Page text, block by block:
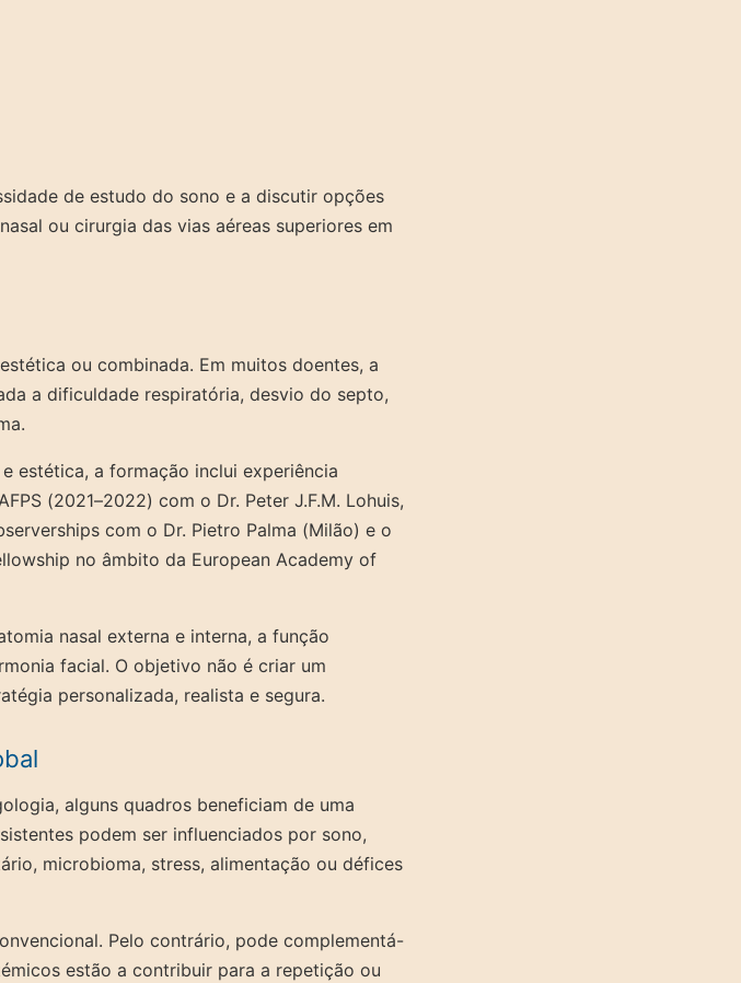
de estudo do sono e a discutir opções
ou cirurgia das vias aéreas superiores em
ou combinada. Em muitos doentes, a
a dificuldade respiratória, desvio do septo,
estética, a formação inclui experiência
(2021–2022) com o Dr. Peter J.F.M. Lohuis,
com o Dr. Pietro Palma (Milão) e o
no âmbito da European Academy of
nasal externa e interna, a função
facial. O objetivo não é criar um
personalizada, realista e segura.
alguns quadros beneficiam de uma
podem ser influenciados por sono,
microbioma, stress, alimentação ou défices
Pelo contrário, pode complementá-
estão a contribuir para a repetição ou